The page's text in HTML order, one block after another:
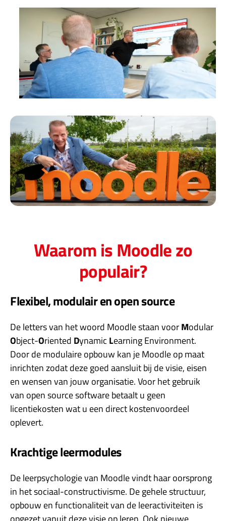
Waarom is Moodle zo
populair?
Flexibel, modulair en open source
De letters van het woord Moodle staan voorModular
Object-Oriented DynamicLearning Environment.
Door de modulaire opbouw kan je Moodle op maat
inrichten zodat deze goed aansluit bij de visie, eisen
en wensen van jouw organisatie. Voor het gebruik
van open source software betaalt u geen
licentiekosten wat u een direct kostenvoordeel
oplevert.
Krachtige leermodules
De leerpsychologie van Moodle vindt haar oorsprong
in het sociaal-constructivisme. De gehele structuur,
opbouw en functionaliteit van de leeractiviteiten is